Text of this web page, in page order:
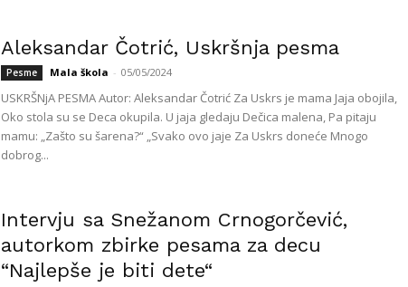
Aleksandar Čotrić, Uskršnja pesma
Pesme Mala škola - 05/05/2024
USKRŠNjA PESMA Autor: Aleksandar Čotrić Za Uskrs je mama Jaja obojila,
Oko stola su se Deca okupila. U jaja gledaju Dečica malena, Pa pitaju
mamu: „Zašto su šarena?“ „Svako ovo jaje Za Uskrs doneće Mnogo
dobrog...
Intervju sa Snežanom Crnogorčević,
autorkom zbirke pesama za decu
“Najlepše je biti dete“